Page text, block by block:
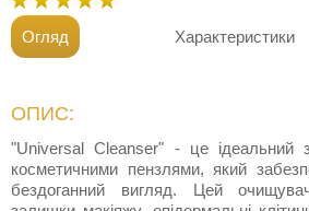
Огляд Характеристики
ОПИС:
"Universal Cleanser" - це ідеальний
косметичними пензлями, який
бездоганний вигляд. Цей